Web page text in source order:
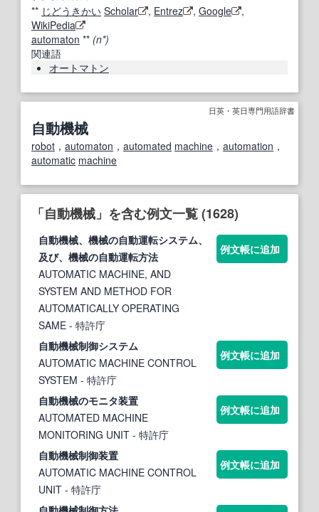
** じどう きかい Scholar , Entrez , Google
,
WikiPedia
automaton ** (n*)
関連語
オートマトン
日英・英日専門用語辞書
自動機械
robot ， automaton ， automated machine ， automation ，
automatic machine
「自動機械」を含む例文一覧 (1628)
自動機械、 機械の自動運転システム、
及び、 機械の自動運転方法
AUTOMATIC MACHINE, AND
SYSTEM AND METHOD FOR
AUTOMATICALLY OPERATING
SAME - 特許庁
例文帳に追加
自動機械制御システム
AUTOMATIC MACHINE CONTROL
SYSTEM - 特許庁
例文帳に追加
自動機械のモニタ装置
AUTOMATED MACHINE
MONITORING UNIT - 特許庁
例文帳に追加
自動機械制御装置
AUTOMATIC MACHINE CONTROL
UNIT - 特許庁
例文帳に追加